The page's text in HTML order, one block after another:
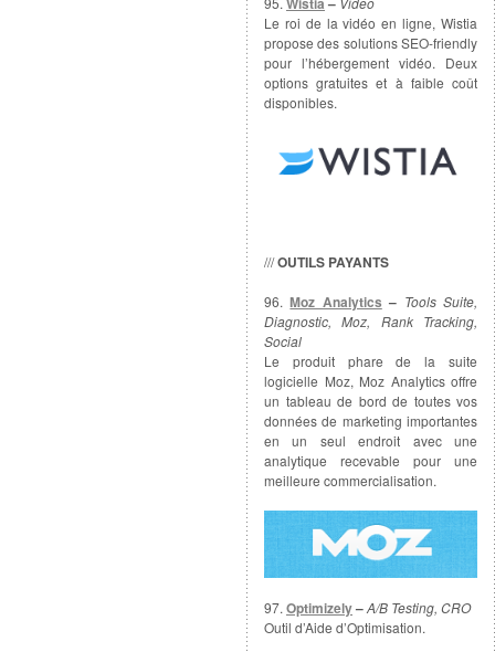
Le roi de la vidéo en ligne, Wistia
propose des solutions SEO-friendly
pour l’hébergement vidéo. Deux
options gratuites et à faible coût
disponibles.
///OUTILS PAYANTS
96.Moz Analytics – Tools Suite,
Diagnostic, Moz, Rank Tracking,
Social
Le produit phare de la suite
logicielle Moz, Moz Analytics offre
un tableau de bord de toutes vos
données de marketing importantes
en un seul endroit avec une
analytique recevable pour une
meilleure commercialisation.
97. Optimizely–A/B Testing, CRO
Outil d’Aide d’Optimisation.